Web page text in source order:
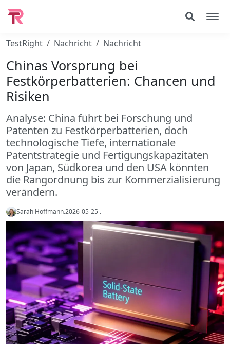
TestRight Nachricht Nachricht
Chinas Vorsprung bei
Festkörperbatterien: Chancen und
Risiken
Analyse: China führt bei Forschung und
Patenten zu Festkörperbatterien, doch
technologische Tiefe, internationale
Patentstrategie und Fertigungskapazitäten
von Japan, Südkorea und den USA könnten
die Rangordnung bis zur Kommerzialisierung
verändern.
Sarah Hoffmann.2026-05-25 .